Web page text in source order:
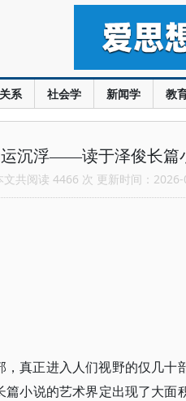
系 社会学 新闻学 教
沉浮——读于泽俊长篇
共阅读 4466 次 更新时间：
真正进入人们视野的仅几十
小说的艺术界定出现了大面